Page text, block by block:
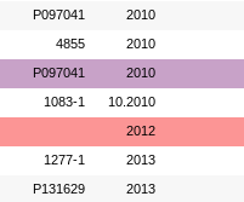
P097041 2010
4855 2010
P097041 2010
1083-1 10.2010
2012
1277-1 2013
P131629 2013